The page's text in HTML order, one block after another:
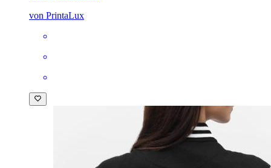
von PrintaLux